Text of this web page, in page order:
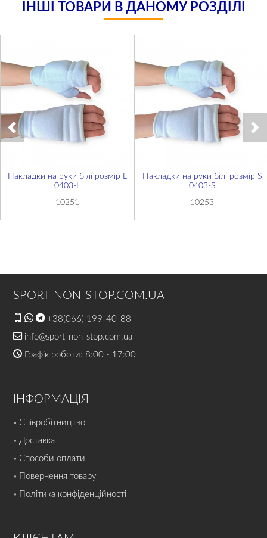
ІНШІ ТОВАРИ В ДАНОМУ РОЗДІЛІ
Накладки на руки білі розмір L
0403-L
10251
Накладки на руки білі розмір S
0403-S
10253
SPORT-NON-STOP.COM.UA
+38(066) 199-40-88
info@sport-non-stop.com.ua
Графік роботи: 8:00 - 17:00
ІНФОРМАЦІЯ
» Співробітництво
» Доставка
» Способи оплати
» Повернення товару
» Політика конфіденційності